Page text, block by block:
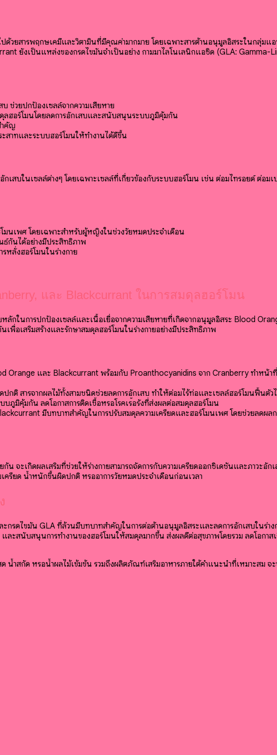
วยสารพฤกษเคมีและวิตามินที่มีคุณค่ามากมาย โดยเฉพาะสารต้านอนุมูลอิสระในกลุ่มแ
ยังเป็นแหล่งของกรดไขมันจำเป็นอย่าง กามมาไลโนเลนิกแอซิด (GLA:
ช่วยปกป้องเซลล์จากความเสียหาย
ลฮอร์โมนโดยลดการอักเสบและสนับสนุนระบบภูมิคุ้มกัน
ำคัญ
สาทและระบบฮอร์โมนให้ทำงานได้ดีขึ้น
สบในเซลล์ต่างๆ โดยเฉพาะเซลล์ที่เกี่ยวข้องกับระบบฮอร์โมน เช่น ต่อมไทรอยด์ ต่อ
นเพศ โดยเฉพาะสำหรับผู้หญิงในช่วงวัยหมดประจำเดือน
กันได้อย่างมีประสิทธิภาพ
หลั่งฮอร์โมนในร่างกาย
และ Blackcurrant ในการสมดุลฮอร์โมน
ลักในการปกป้องเซลล์และเนื้อเยื่อจากความเสียหายที่เกิดจากอนุมูลอิสระ Blood
อเสริมสร้างและรักษาสมดุลฮอร์โมนในร่างกายอย่างมีประสิทธิภาพ
Orange และ Blackcurrant พร้อมกับ Proanthocyanidins จาก Cranberry ทำหน้า
กติ สารจากผลไม้ทั้งสามชนิดช่วยลดการอักเสบ ทำให้ต่อมไร้ท่อและเซลล์ฮอร์โมนฟื้นตัว
มิคุ้มกัน ลดโอกาสการติดเชื้อหรือโรคเรื้อรังที่ส่งผลต่อสมดุลฮอร์โมน
มีบทบาทสำคัญในการปรับสมดุลความเครียดและฮอร์โมนเพศ โดยช่วยลดผล
ะเกิดผลเสริมที่ช่วยให้ร่างกายสามารถจัดการกับความเครียดออกซิเดชันและภาวะอั
ครียด น้ำหนักขึ้นผิดปกติ หรืออาการวัยหมดประจำเดือนก่อนเวลา
รดไขมัน GLA ที่ล้วนมีบทบาทสำคัญในการต่อต้านอนุมูลอิสระและลดการอักเสบในร่าง
ะสนับสนุนการทำงานของฮอร์โมนให้สมดุลมากขึ้น ส่งผลดีต่อสุขภาพโดยรวม ลดโอกาส
สกัด หรือน้ำผลไม้เข้มข้น รวมถึงผลิตภัณฑ์เสริมอาหารภายใต้คำแนะนำที่เหมาะสม จะ